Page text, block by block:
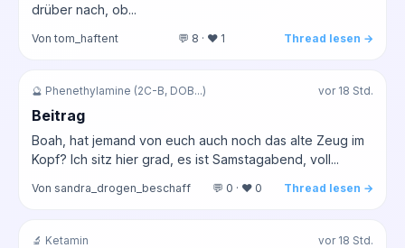
drüber nach, ob...
Von tom_haftent 💬 8 · ❤️ 1 Thread lesen →
🔮 Phenethylamine (2C-B, DOB...) vor 18 Std.
Beitrag
Boah, hat jemand von euch auch noch das alte Zeug im
Kopf? Ich sitz hier grad, es ist Samstagabend, voll...
Von sandra_drogen_beschaff 💬 0 · ❤️ 0 Thread lesen →
🔬 Ketamin vor 18 Std.